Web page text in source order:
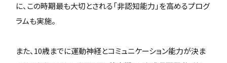
に、この時期最も大切とされる「非認知能力」を高めるプログ
ラムも実施。
また、10歳までに運動神経とコミュニケーション能力が決ま